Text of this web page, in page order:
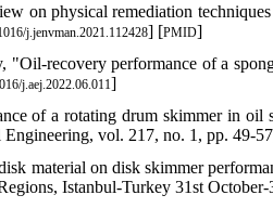
on physical remediation
j.jenvman.2021.112428] [PMID]
recovery performance of a
j.aej.2022.06.011]
of a rotating drum skimmer in oil
Engineering, vol. 217, no. 1, pp. 49-
material on disk skimmer
Istanbul-Turkey 31st